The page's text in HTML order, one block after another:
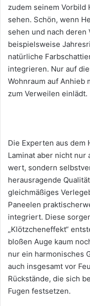
zudem seinem Vorbild
sehen. Schön, wenn
sehen und nach
beispielsweise
natürliche
integrieren. Nur auf
Wohnraum auf Anhieb
zum Verweilen einlädt.
Die Experten aus dem
Laminat aber nicht nur
wert, sondern
herausragende
gleichmäßiges
Paneelen
integriert. Diese
„Klötzcheneffekt“
bloßen Auge kaum
nur ein harmonisches
auch insgesamt vor
Rückstände, die sich
Fugen festsetzen.